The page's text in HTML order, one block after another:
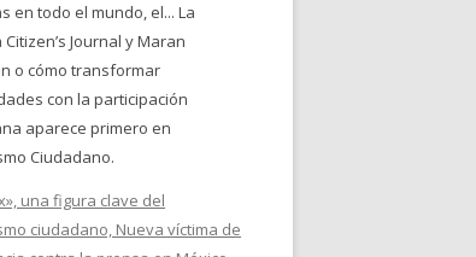
en todo el mundo, el... La
Journal y Maran
o cómo transformar
con la participación
aparece primero en
Ciudadano.
una figura clave del
ciudadano, Nueva víctima de